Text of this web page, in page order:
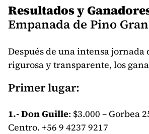
Resultados y
Empanada de Pino
Después de una intensa jornada
rigurosa y transparente, los
Primer lugar:
1.- Don Guille: $3.000 – Gorbea
Centro. +56 9 4237 9217